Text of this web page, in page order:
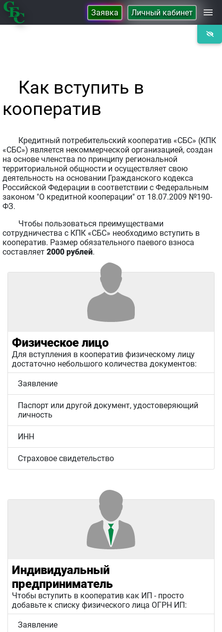
Заявка Личный кабинет
Как вступить в
кооператив
Кредитный потребительский кооператив «СБС» (КПК
«СБС») является некоммерческой организацией, создан
на основе членства по принципу региональной
территориальной общности и осуществляет свою
деятельность на основании Гражданского кодекса
Российской Федерации в соответствии с Федеральным
законом "О кредитной кооперации" от 18.07.2009 №190-
ФЗ.
Чтобы пользоваться преимуществами
сотрудничества с КПК «СБС» необходимо вступить в
кооператив. Размер обязательного паевого взноса
составляет 2000 рублей.
Физическое лицо
Для вступления в кооператив физическому лицу
достаточно небольшого количества документов:
Заявление
Паспорт или другой документ, удостоверяющий
личность
ИНН
Страховое свидетельство
Индивидуальный
предприниматель
Чтобы вступить в кооператив как ИП - просто
добавьте к списку физического лица ОГРН ИП:
Заявление